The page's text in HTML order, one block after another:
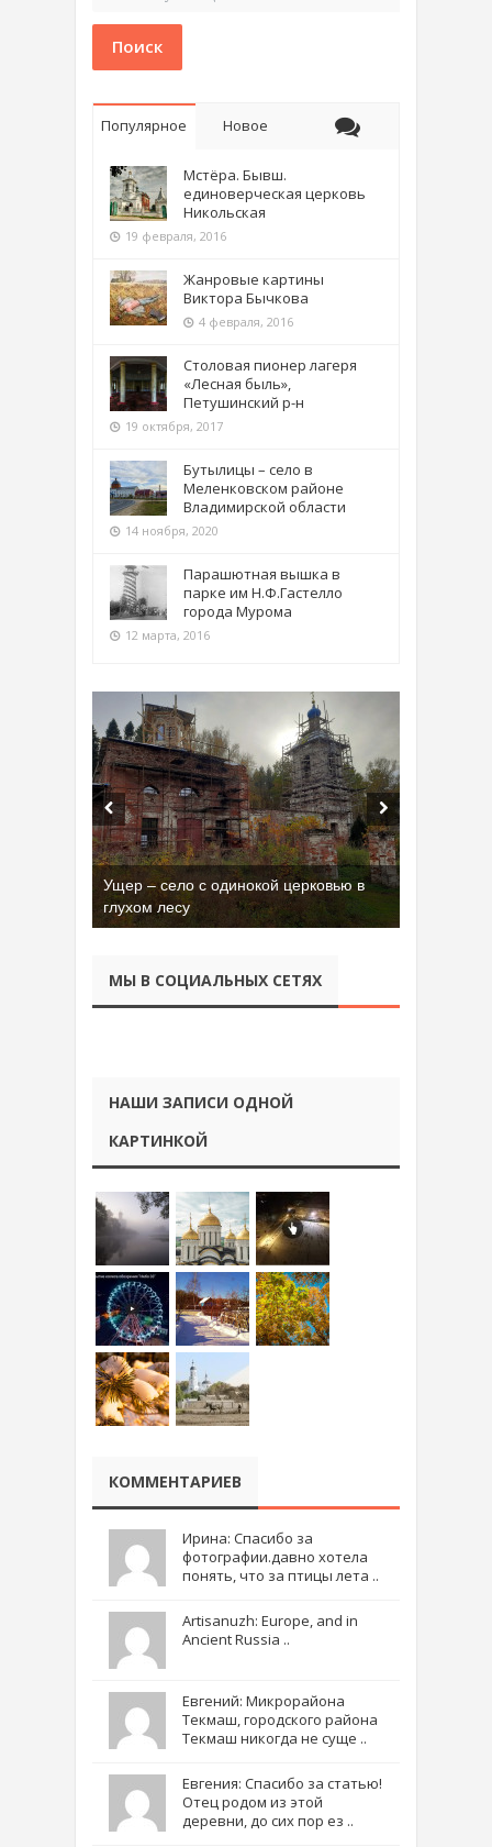
Поиск
Популярное Новое
Мстёра. Бывш.
единоверческая церковь
Никольская
19 февраля, 2016
Жанровые картины
Виктора Бычкова
4 февраля, 2016
Столовая пионер лагеря
«Лесная быль»,
Петушинский р-н
19 октября, 2017
Бутылицы – село в
Меленковском районе
Владимирской области
14 ноября, 2020
Парашютная вышка в
парке им Н.Ф.Гастелло
города Мурома
12 марта, 2016
Ущер – село с одинокой церковью в
глухом лесу
МЫ В СОЦИАЛЬНЫХ СЕТЯХ
НАШИ ЗАПИСИ ОДНОЙ
КАРТИНКОЙ
КОММЕНТАРИЕВ
Ирина: Спасибо за
фотографии.давно хотела
понять, что за птицы лета ..
Artisanuzh: Europe, and in
Ancient Russia ..
Евгений: Микрорайона
Текмаш, городского района
Текмаш никогда не суще ..
Евгения: Спасибо за статью!
Отец родом из этой
деревни, до сих пор ез ..